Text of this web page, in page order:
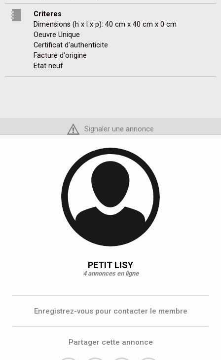
Criteres
Dimensions (h x l x p): 40 cm x 40 cm x 0 cm
Oeuvre Unique
Certificat d'authenticite
Facture d'origine
Etat neuf
Signaler une annonce
PETIT LISY
4 annonces en ligne
Enregistrez-vous pour contacter le membre
Partager cette annonce